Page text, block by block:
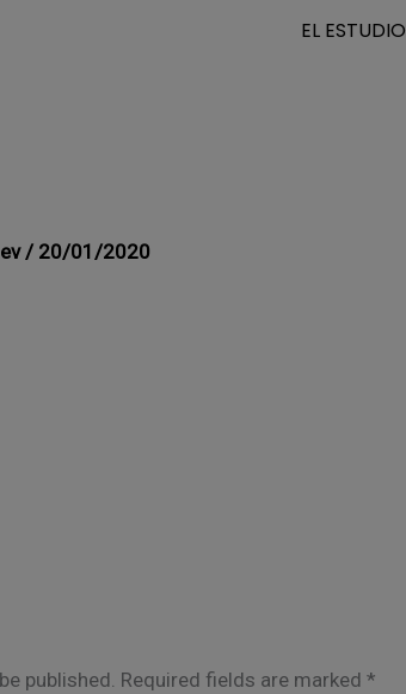
EL ESTUDIO
/ 20/01/2020
published. Required fields are marked *